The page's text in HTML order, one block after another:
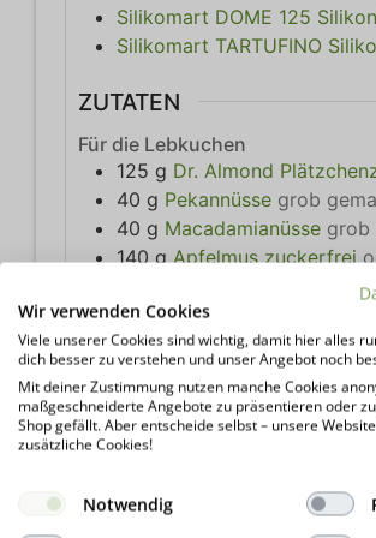
Silikomart DOME 125
Silikomart TARTUFINO
ZUTATEN
Für die Lebkuchen
125 g Dr. Almond
40 g Pekannüsse grob
40 g Macadamianüsse grob
140 g Apfelmus zuckerfrei
80 g Butter
50 g Dr. Almond
10 g Dr. Almond PREMIUM
20 Tropfen Pure Flavour
Für die Füllung
50 g Fruchtaufstrich low
Wir verwenden Cookies
Viele unserer Cookies sind wichtig, damit hier alles
dich besser zu verstehen und unser Angebot noch
Mit deiner Zustimmung nutzen manche Cookies
maßgeschneiderte Angebote zu präsentieren oder
Shop gefällt. Aber entscheide selbst – unsere
zusätzliche Cookies!
Notwendig